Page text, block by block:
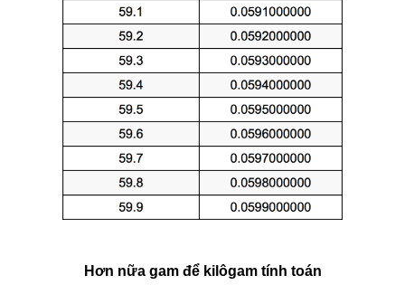
Hơn nữa gam để kilôgam tính toán